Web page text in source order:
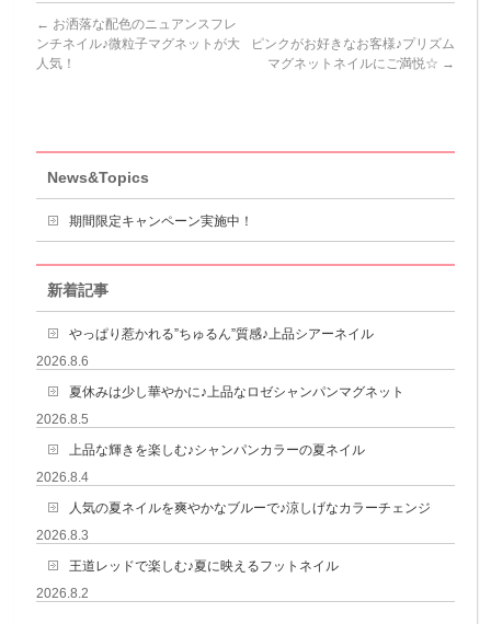
← お洒落な配色のニュアンスフレ
ンチネイル♪微粒子マグネットが大
人気！
ピンクがお好きなお客様♪プリズム
マグネットネイルにご満悦☆ →
News&Topics
期間限定キャンペーン実施中！
新着記事
やっぱり惹かれる”ちゅるん”質感♪上品シアーネイル
2026.8.6
夏休みは少し華やかに♪上品なロゼシャンパンマグネット
2026.8.5
上品な輝きを楽しむ♪シャンパンカラーの夏ネイル
2026.8.4
人気の夏ネイルを爽やかなブルーで♪涼しげなカラーチェンジ
2026.8.3
王道レッドで楽しむ♪夏に映えるフットネイル
2026.8.2